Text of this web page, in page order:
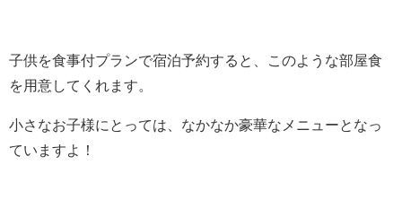
子供を食事付プランで宿泊予約すると、このような部屋食
を用意してくれます。
小さなお子様にとっては、なかなか豪華なメニューとなっ
ていますよ！